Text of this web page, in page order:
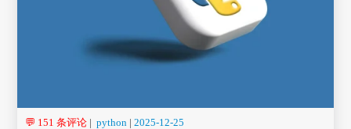
💬 151 条评论 | python |2025-12-25